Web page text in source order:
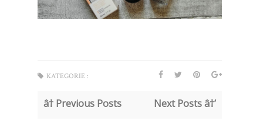
KATEGORIE :
â† Previous Posts Next Posts â†’